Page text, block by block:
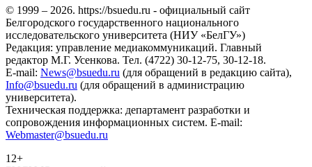
© 1999 – 2026. https://bsuedu.ru - официальный сайт
Белгородского государственного национального
исследовательского университета (НИУ «БелГУ»)
Редакция: управление медиакоммуникаций. Главный
редактор М.Г. Усенкова. Тел. (4722) 30-12-75, 30-12-18.
E-mail: News@bsuedu.ru (для обращений в редакцию сайта),
Info@bsuedu.ru (для обращений в администрацию
университета).
Техническая поддержка: департамент разработки и
сопровождения информационных систем. E-mail:
Webmaster@bsuedu.ru
12+